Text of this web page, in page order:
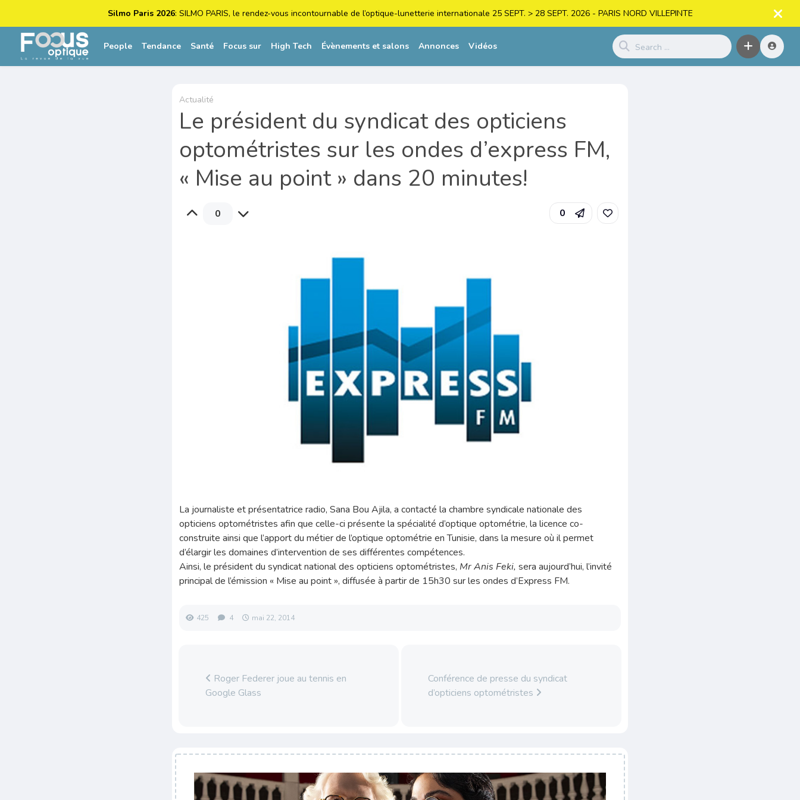
Silmo Paris 2026: SILMO PARIS, le rendez-vous incontournable de l’optique-lunetterie internationale 25 SEPT. > 28 SEPT. 2026 - PARIS NORD VILLEPINTE
People Tendance Santé Focus sur High Tech Évènements et salons Annonces Vidéos
Actualité
Le président du syndicat des opticiens
optométristes sur les ondes d’express FM,
« Mise au point » dans 20 minutes!
0 0
La journaliste et présentatrice radio, Sana Bou Ajila, a contacté la chambre syndicale nationale des
opticiens optométristes afin que celle-ci présente la spécialité d’optique optométrie, la licence co-
construite ainsi que l’apport du métier de l’optique optométrie en Tunisie, dans la mesure où il permet
d’élargir les domaines d’intervention de ses différentes compétences.
Ainsi, le président du syndicat national des opticiens optométristes, Mr Anis Feki,sera aujourd’hui, l’invité
principal de l’émission « Mise au point », diffusée à partir de 15h30 sur les ondes d’Express FM.
425 4 mai 22, 2014
Roger Federer joue au tennis en
Google Glass
Conférence de presse du syndicat
d’opticiens optométristes